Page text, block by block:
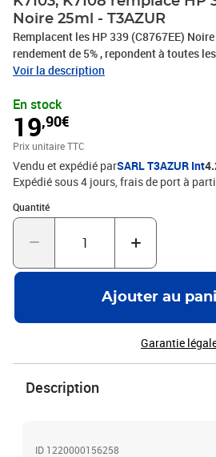
Noire 25ml - T3AZUR
Remplacent les HP 339 (C8767EE)
rendement de 5% , repondent à toutes
9001/14001, STMC, CE, ROHS . Encre
Voir la description
En stock
19,90€
Prix unitaire TTC
Vendu et expédié parSARL T3AZUR Int
Expédié sous 4 jours, frais de port à
Quantité
Quantité : 1
Ajouter au
Garantie
Description
ID 1220000156258